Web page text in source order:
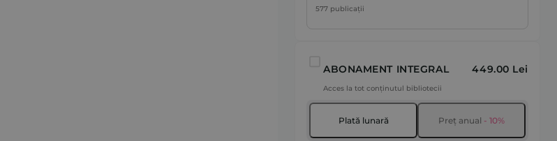
577 publicații
ABONAMENT INTEGRAL 449.00 Lei
Acces la tot conținutul bibliotecii
Plată lunară Preț anual - 10%